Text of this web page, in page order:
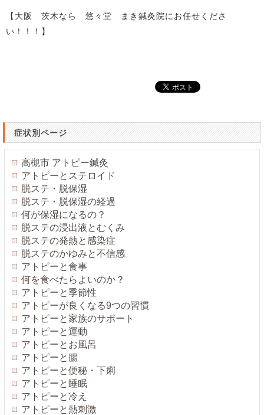
【大阪 茨木なら 悠々堂 まき鍼灸院にお任せくださ
い！！！】
症状別ページ
高槻市 アトピー鍼灸
アトピーとステロイド
脱ステ・脱保湿
脱ステ・脱保湿の経過
何が保湿になるの？
脱ステの浸出液とむくみ
脱ステの発熱と感染症
脱ステのかゆみと不信感
アトピーと食事
何を食べたらよいのか？
アトピーと季節性
アトピーが良くなる9つの習慣
アトピーと家族のサポート
アトピーと運動
アトピーとお風呂
アトピーと腸
アトピーと便秘・下痢
アトピーと睡眠
アトピーと冷え
アトピーと熱刺激